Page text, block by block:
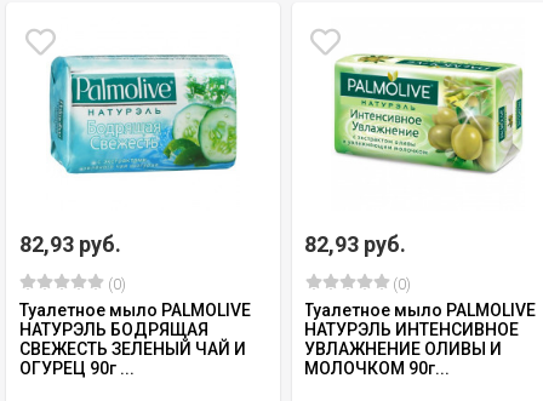
82,93 руб.
(0)
Туалетное мыло PALMOLIVE
НАТУРЭЛЬ БОДРЯЩАЯ
СВЕЖЕСТЬ ЗЕЛЕНЫЙ ЧАЙ И
ОГУРЕЦ 90г ...
82,93 руб.
(0)
Туалетное мыло PALMOLIVE
НАТУРЭЛЬ ИНТЕНСИВНОЕ
УВЛАЖНЕНИЕ ОЛИВЫ И
МОЛОЧКОМ 90г...